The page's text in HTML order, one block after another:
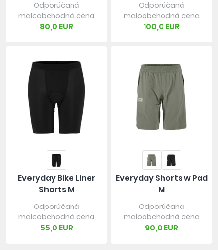
Odporúčaná
maloobchodná cena
80,0 EUR
Odporúčaná
maloobchodná cena
100,0 EUR
Everyday Bike Liner
Shorts M
Odporúčaná
maloobchodná cena
55,0 EUR
Everyday Shorts w Pad
M
Odporúčaná
maloobchodná cena
90,0 EUR